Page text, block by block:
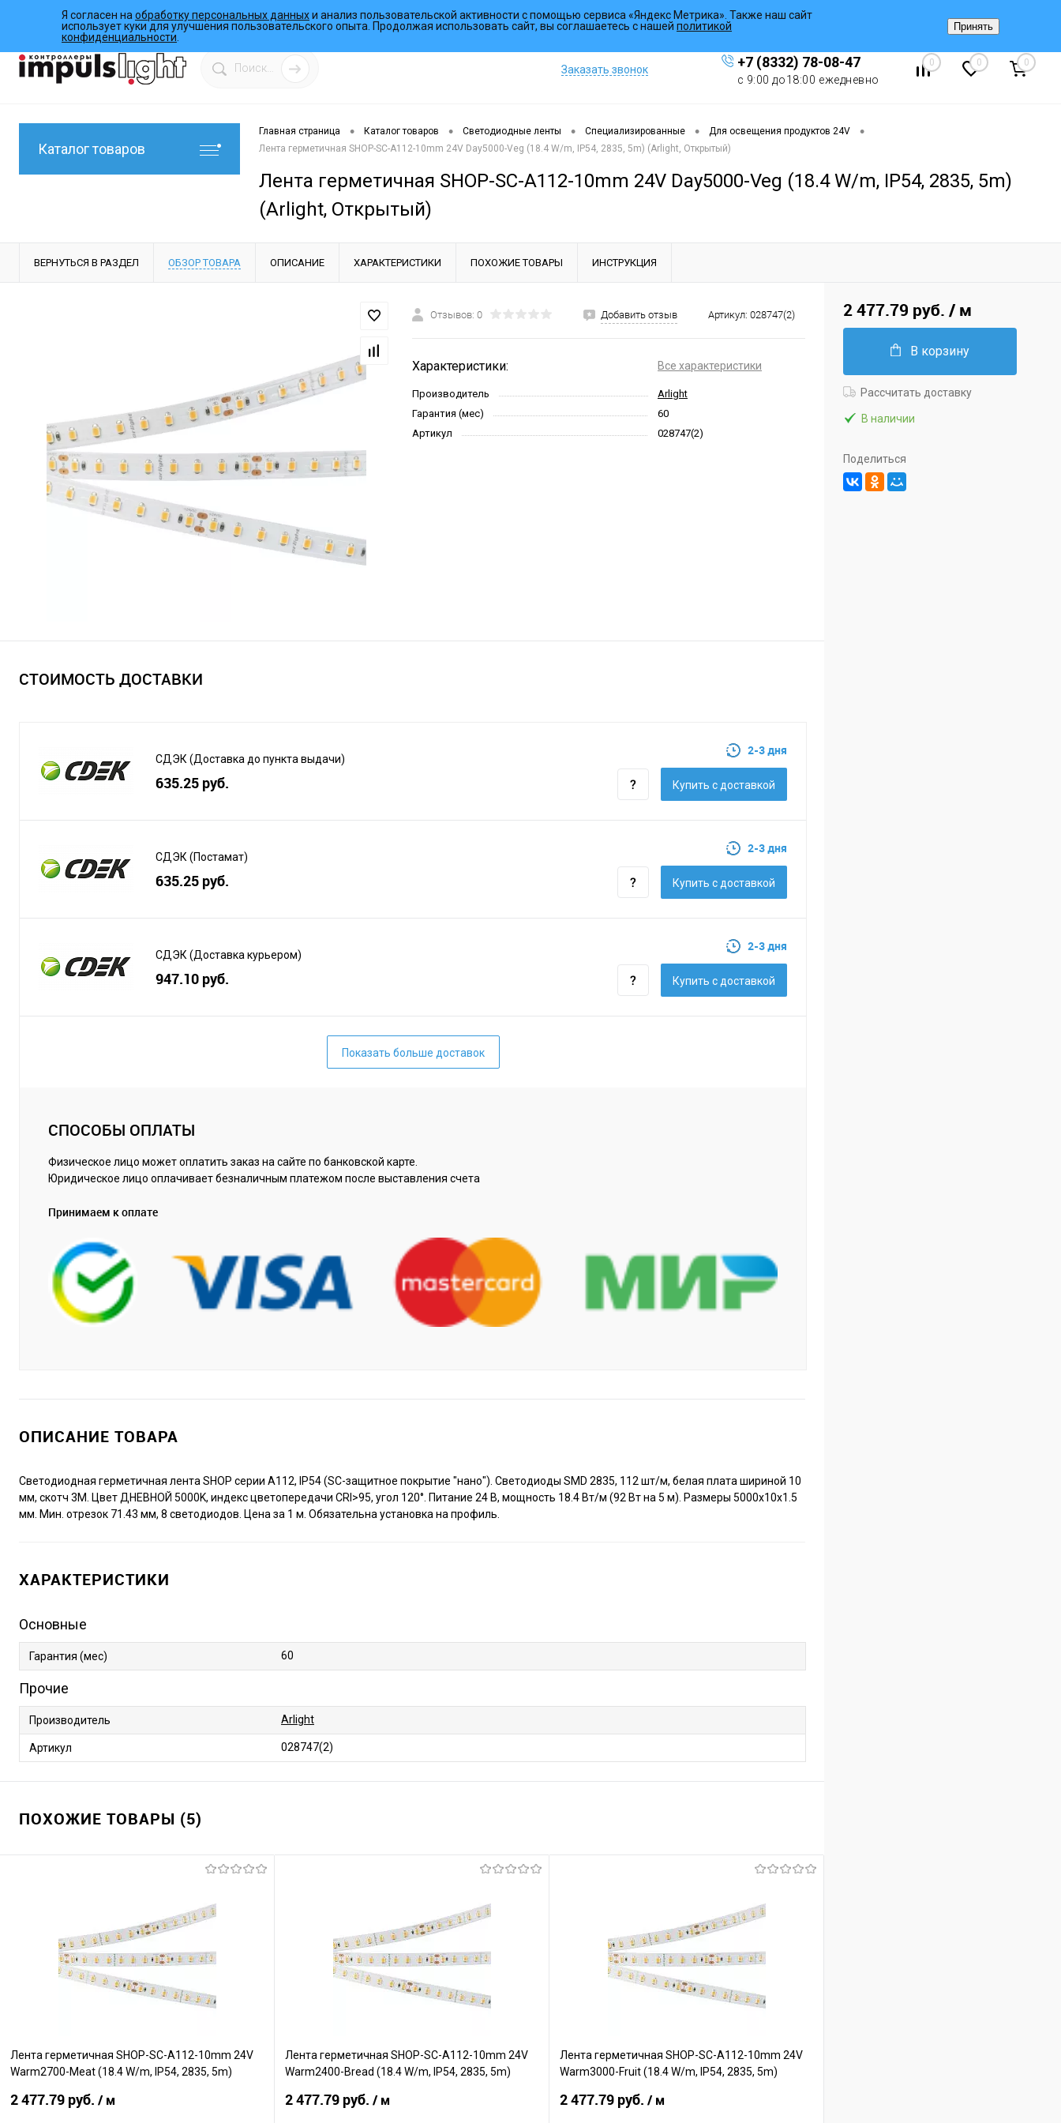
О компании Инструкции Работы Программы Коллекции Регистрация
Заказать звонок +7 (8332) 78-08-47
с 9:00 до18:00 ежедневно
0 0 0
Каталог товаров
Главная страница • Каталог товаров • Светодиодные ленты • Специализированные • Для освещения продуктов 24V •
Лента герметичная SHOP-SC-A112-10mm 24V Day5000-Veg (18.4 W/m, IP54, 2835, 5m) (Arlight, Открытый)
Лента герметичная SHOP-SC-A112-10mm 24V Day5000-Veg (18.4 W/m, IP54, 2835, 5m)
(Arlight, Открытый)
ВЕРНУТЬСЯ В РАЗДЕЛ ОБЗОР ТОВАРА ОПИСАНИЕ ХАРАКТЕРИСТИКИ ПОХОЖИЕ ТОВАРЫ ИНСТРУКЦИЯ
Отзывов: 0 Добавить отзыв Артикул: 028747(2)
Характеристики: Все характеристики
Производитель
Arlight
Гарантия (мес)
60
Артикул
028747(2)
СТОИМОСТЬ ДОСТАВКИ
СДЭК (Доставка до пункта выдачи)
635.25 руб.
2-3 дня
Купить c доставкой
СДЭК (Постамат)
635.25 руб.
2-3 дня
Купить c доставкой
СДЭК (Доставка курьером)
947.10 руб.
2-3 дня
Купить c доставкой
Показать больше доставок
СПОСОБЫ ОПЛАТЫ
Физическое лицо может оплатить заказ на сайте по банковской карте.
Юридическое лицо оплачивает безналичным платежом после выставления счета
Принимаем к оплате
ОПИСАНИЕ ТОВАРА
Светодиодная герметичная лента SHOP серии A112, IP54 (SC-защитное покрытие "нано"). Светодиоды SMD 2835, 112 шт/м, белая плата шириной 10
мм, скотч 3M. Цвет ДНЕВНОЙ 5000K, индекс цветопередачи CRI>95, угол 120°. Питание 24 В, мощность 18.4 Вт/м (92 Вт на 5 м). Размеры 5000x10x1.5
мм. Мин. отрезок 71.43 мм, 8 светодиодов. Цена за 1 м. Обязательна установка на профиль.
ХАРАКТЕРИСТИКИ
Основные
Гарантия (мес) 60
Прочие
Производитель Arlight
Артикул 028747(2)
ПОХОЖИЕ ТОВАРЫ (5)
Лента герметичная SHOP-SC-A112-10mm 24V
Warm2700-Meat (18.4 W/m, IP54, 2835, 5m)
2 477.79 руб. / м
Лента герметичная SHOP-SC-A112-10mm 24V
Warm2400-Bread (18.4 W/m, IP54, 2835, 5m)
2 477.79 руб. / м
Лента герметичная SHOP-SC-A112-10mm 24V
Warm3000-Fruit (18.4 W/m, IP54, 2835, 5m)
2 477.79 руб. / м
2 477.79 руб. / м
В корзину
Рассчитать доставку
В наличии
Поделиться
Я согласен на обработку персональных данныхи анализ пользовательской активности с помощью сервиса «Яндекс Метрика». Также наш сайт
использует куки для улучшения пользовательского опыта. Продолжая использовать сайт, вы соглашаетесь с нашей политикой
конфиденциальности
Принять